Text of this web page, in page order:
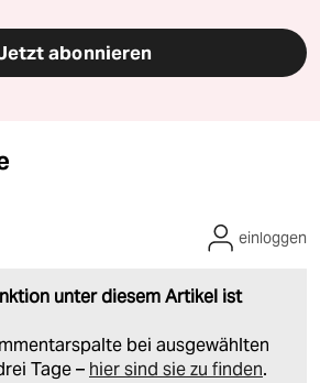
abonnieren
unter diesem Artikel ist
bei ausgewählten
Tage – hier sind sie zu finden.
einloggen